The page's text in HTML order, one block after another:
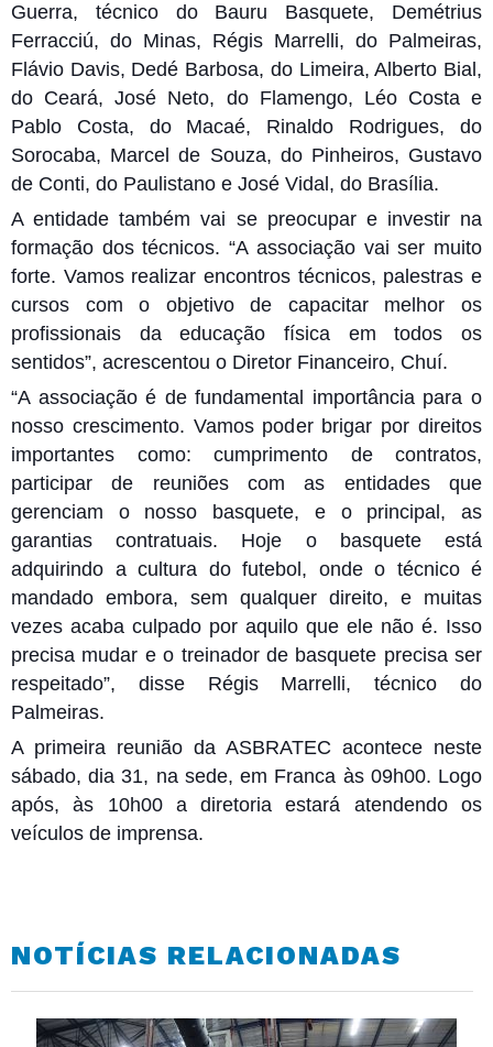
Guerra, técnico do Bauru Basquete, Demétrius
Ferracciú, do Minas, Régis Marrelli, do Palmeiras,
Flávio Davis, Dedé Barbosa, do Limeira, Alberto Bial,
do Ceará, José Neto, do Flamengo, Léo Costa e
Pablo Costa, do Macaé, Rinaldo Rodrigues, do
Sorocaba, Marcel de Souza, do Pinheiros, Gustavo
de Conti, do Paulistano e José Vidal, do Brasília.
A entidade também vai se preocupar e investir na
formação dos técnicos. “A associação vai ser muito
forte. Vamos realizar encontros técnicos, palestras e
cursos com o objetivo de capacitar melhor os
profissionais da educação física em todos os
sentidos”, acrescentou o Diretor Financeiro, Chuí.
“A associação é de fundamental importância para o
nosso crescimento. Vamos poder brigar por direitos
importantes como: cumprimento de contratos,
participar de reuniões com as entidades que
gerenciam o nosso basquete, e o principal, as
garantias contratuais. Hoje o basquete está
adquirindo a cultura do futebol, onde o técnico é
mandado embora, sem qualquer direito, e muitas
vezes acaba culpado por aquilo que ele não é. Isso
precisa mudar e o treinador de basquete precisa ser
respeitado”, disse Régis Marrelli, técnico do
Palmeiras.
A primeira reunião da ASBRATEC acontece neste
sábado, dia 31, na sede, em Franca às 09h00. Logo
após, às 10h00 a diretoria estará atendendo os
veículos de imprensa.
NOTÍCIAS RELACIONADAS